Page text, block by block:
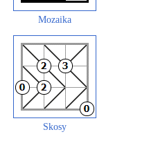
Mozaika
Skosy